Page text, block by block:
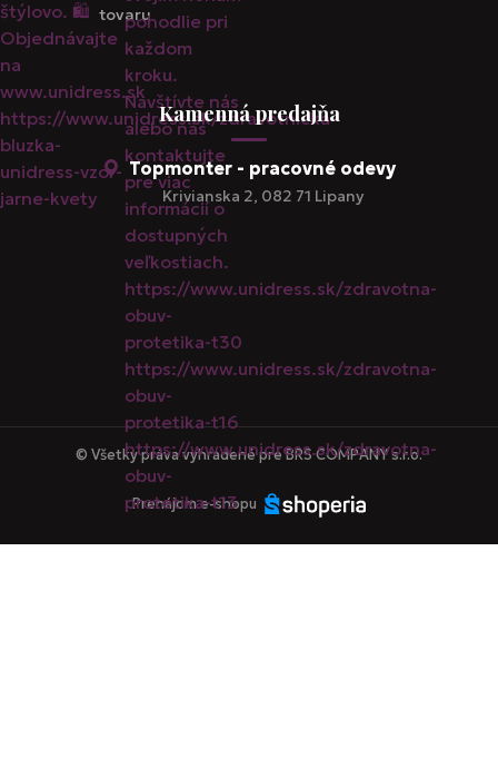
tovaru
Kamenná predajňa
Topmonter - pracovné odevy
Krivianska 2, 082 71 Lipany
© Všetky práva vyhradené pre BRS COMPANY s.r.o.
Prenájom e-shopu